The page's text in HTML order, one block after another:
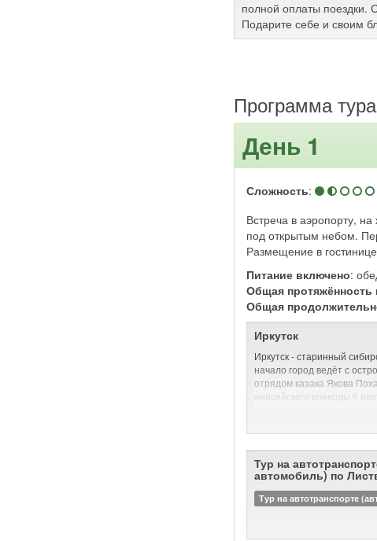
полной оплаты поездки.
Подарите себе и своим
Программа тура
День 1
Сложность:
Встреча в аэропорту,
под открытым небом.
Размещение в
Питание включено:
Общая
Общая
Иркутск
Иркутск - старинный
начало город ведёт с
отрядом казака Якова
енисейского воеводы 6
на берегу Ангары при
оказалось пригодным
скотоводства, водный
сообщение с Енисеем и
В день закладки острога
«Тут место самое лучшее,
скотинный выпуск, и
ловли — все близко; а
ставить негде: места
Тур на
автомобиль) по
Тур на автотранспорте